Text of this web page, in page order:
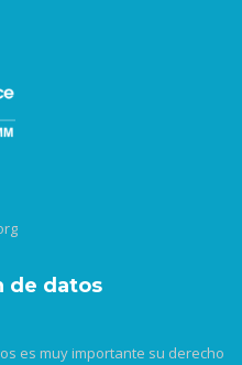
de datos
es muy importante su derecho